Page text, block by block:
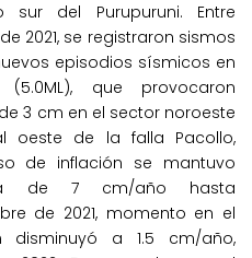
del Purupuruni. Entre
2021, se registraron sismos
episodios sísmicos en
que provocaron
3 cm en el sector noroeste
oeste de la falla Pacollo,
de inflación se mantuvo
de 7 cm/año hasta
de 2021, momento en el
a 1.5 cm/año,